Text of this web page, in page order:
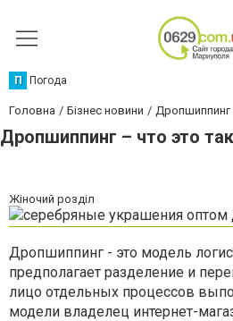
П Погода
Головна Бізнес новини Дропшиппинг
Дропшиппинг – что это
Жіночий розділ
Дропшиппинг - это модель
предполагает разделение и
лицо отдельных процессов
модели владелец интернет-